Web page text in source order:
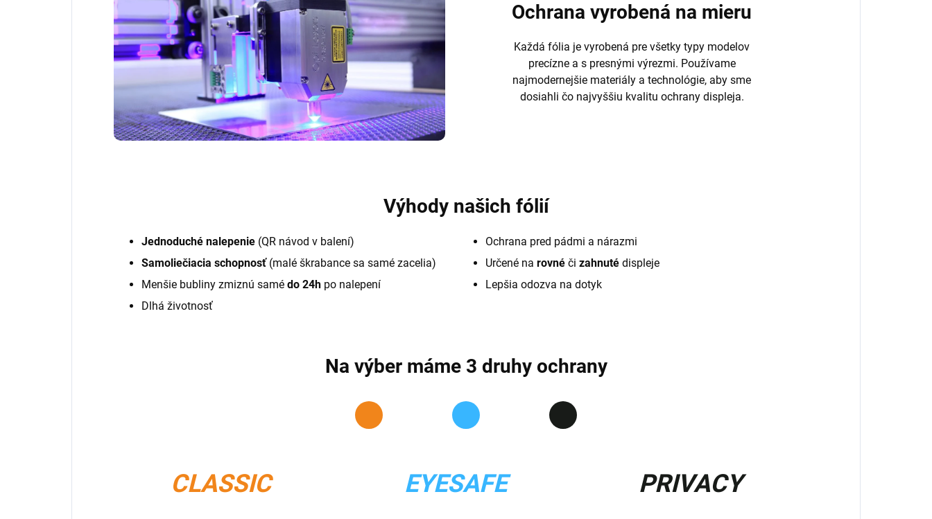
Ochrana vyrobená na mieru
Každá fólia je vyrobená pre všetky typy modelov
precízne a s presnými výrezmi. Používame
najmodernejšie materiály a technológie, aby sme
dosiahli čo najvyššiu kvalitu ochrany displeja.
Výhody našich fólií
Jednoduché nalepenie (QR návod v balení)
Samoliečiacia schopnosť(malé škrabance sa samé zacelia)
Menšie bubliny zmiznú samé do 24h po nalepení
Dlhá životnosť
Ochrana pred pádmi a nárazmi
Určené na rovné či zahnuté displeje
Lepšia odozva na dotyk
Na výber máme 3 druhy ochrany
CLASSIC EYESAFE PRIVACY